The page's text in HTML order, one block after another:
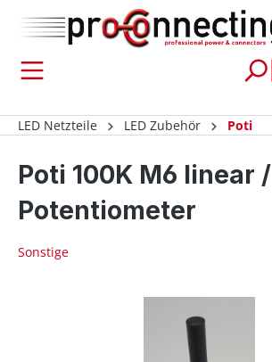
springen
LED Netzteile LED Zubehör Poti
Poti 100K M6 linear /
Potentiometer
Sonstige